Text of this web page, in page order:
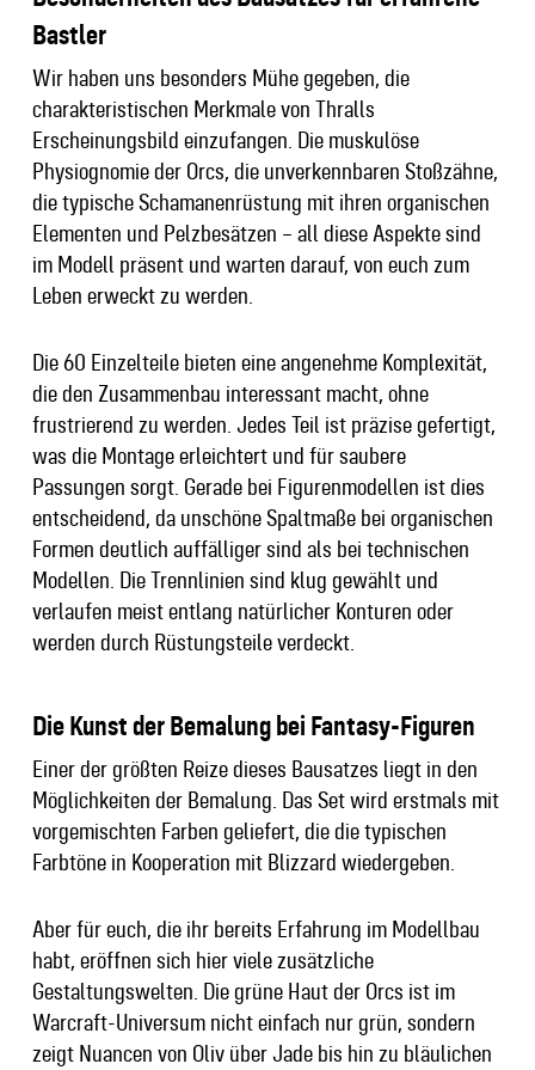
Bastler
Wir haben uns besonders Mühe gegeben, die
charakteristischen Merkmale von Thralls
Erscheinungsbild einzufangen. Die muskulöse
Physiognomie der Orcs, die unverkennbaren Stoßzähne,
die typische Schamanenrüstung mit ihren organischen
Elementen und Pelzbesätzen – all diese Aspekte sind
im Modell präsent und warten darauf, von euch zum
Leben erweckt zu werden.
Die 60 Einzelteile bieten eine angenehme Komplexität,
die den Zusammenbau interessant macht, ohne
frustrierend zu werden. Jedes Teil ist präzise gefertigt,
was die Montage erleichtert und für saubere
Passungen sorgt. Gerade bei Figurenmodellen ist dies
entscheidend, da unschöne Spaltmaße bei organischen
Formen deutlich auffälliger sind als bei technischen
Modellen. Die Trennlinien sind klug gewählt und
verlaufen meist entlang natürlicher Konturen oder
werden durch Rüstungsteile verdeckt.
Die Kunst der Bemalung bei Fantasy-Figuren
Einer der größten Reize dieses Bausatzes liegt in den
Möglichkeiten der Bemalung. Das Set wird erstmals mit
vorgemischten Farben geliefert, die die typischen
Farbtöne in Kooperation mit Blizzard wiedergeben.
Aber für euch, die ihr bereits Erfahrung im Modellbau
habt, eröffnen sich hier viele zusätzliche
Gestaltungswelten. Die grüne Haut der Orcs ist im
Warcraft-Universum nicht einfach nur grün, sondern
zeigt Nuancen von Oliv über Jade bis hin zu bläulichen